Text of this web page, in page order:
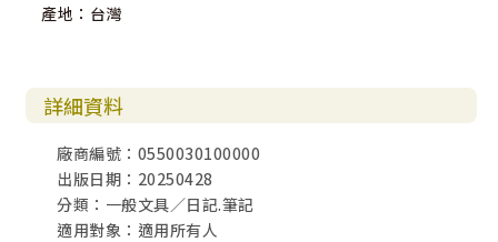
產地：台灣
詳細資料
廠商編號：0550030100000
出版日期：20250428
分類：一般文具／日記.筆記
適用對象：適用所有人